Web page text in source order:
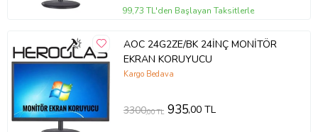
99,73 TL'den Başlayan Taksitlerle
AOC 24G2ZE/BK 24İNÇ MONİTÖR
EKRAN KORUYUCU
Kargo Bedava
3300,00 TL 935,00 TL